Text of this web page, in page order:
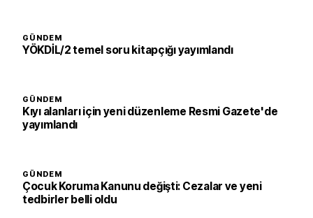
GÜNDEM
YÖKDİL/2 temel soru kitapçığı yayımlandı
GÜNDEM
Kıyı alanları için yeni düzenleme Resmi Gazete'de
yayımlandı
GÜNDEM
Çocuk Koruma Kanunu değişti: Cezalar ve yeni
tedbirler belli oldu